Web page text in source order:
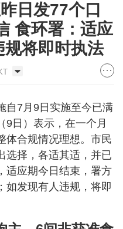
日发77个口
食环署：适应
将即时执法
自7月9日实施至今已满
9日）表示，在一个月
体合规情况理想。市民
选择，各适其适，并已
适应期今日结束，署方
如发现有人违规，将即